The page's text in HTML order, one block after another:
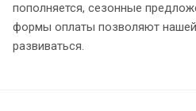
пополняется, сезонные
формы оплаты позволяют
развиваться.